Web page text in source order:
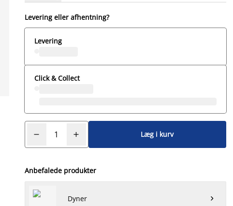
Levering eller afhentning?
Levering
Click & Collect
Læg i kurv
Anbefalede produkter
Dyner 